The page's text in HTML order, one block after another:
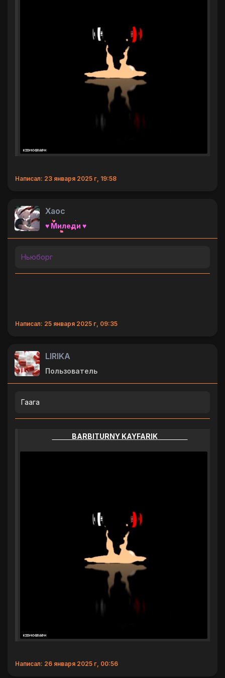
Написал: 23 января 2025 г, 19:58
Хаос
♥ Миледи ♥
Ньюборг
Написал: 25 января 2025 г, 09:35
LlRlKA
Пользователь
Гаага
BARBITURNY KAYFARIK
Написал: 26 января 2025 г, 00:56